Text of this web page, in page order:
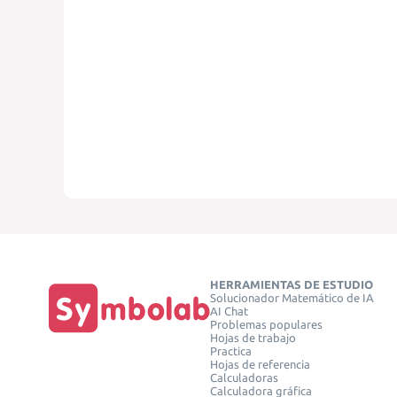
HERRAMIENTAS DE ESTUDIO
Solucionador Matemático de IA
AI Chat
Problemas populares
Hojas de trabajo
Practica
Hojas de referencia
Calculadoras
Calculadora gráfica